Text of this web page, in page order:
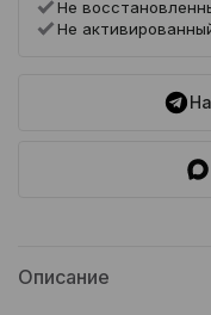
Не
Не
Описание